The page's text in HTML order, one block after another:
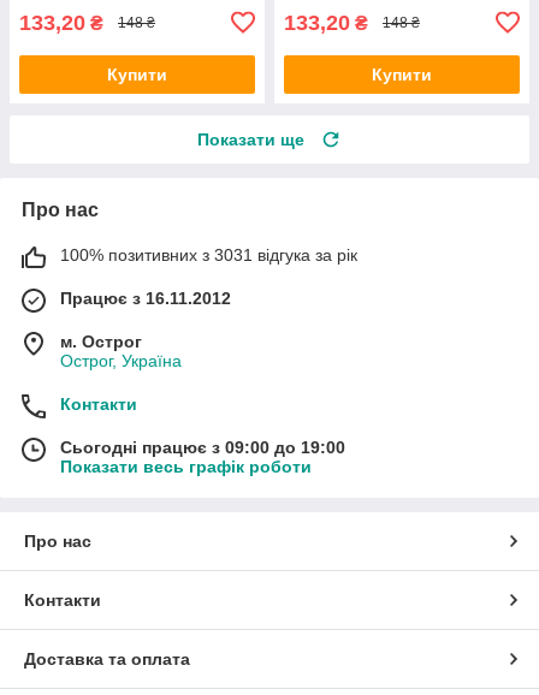
133,20 ₴ 148 ₴
Купити
133,20 ₴ 148 ₴
Купити
Показати ще
Про нас
100% позитивних з 3031 відгука за рік
Працює з 16.11.2012
м. Острог
Острог, Україна
Контакти
Сьогодні працює з 09:00 до 19:00
Показати весь графік роботи
Про нас
Контакти
Доставка та оплата